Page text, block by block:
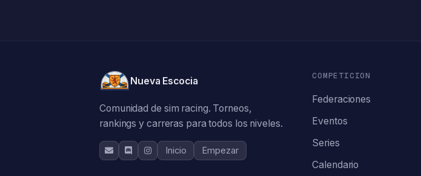
Nueva Escocia
Comunidad de sim racing. Torneos,
rankings y carreras para todos los niveles.
Inicio Empezar
COMPETICION
Federaciones
Eventos
Series
Calendario